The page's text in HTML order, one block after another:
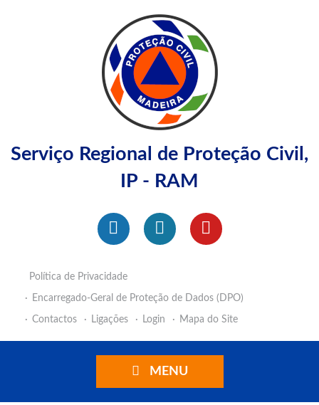
Serviço Regional de Proteção Civil,
IP - RAM
Política de Privacidade
Encarregado-Geral de Proteção de Dados (DPO)
Contactos
Ligações Login Mapa do Site
MENU